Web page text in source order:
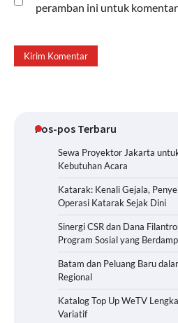
peramban ini untuk
Pos-pos Terbaru
Sewa Proyektor Jakarta
Kebutuhan Acara
Katarak: Kenali Gejala,
Operasi Katarak Sejak Dini
Sinergi CSR dan Dana
Program Sosial yang
Batam dan Peluang Baru
Regional
Katalog Top Up WeTV
Variatif